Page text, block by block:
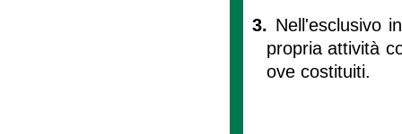
3. Nell'esclusivo
propria attività
ove costituiti.